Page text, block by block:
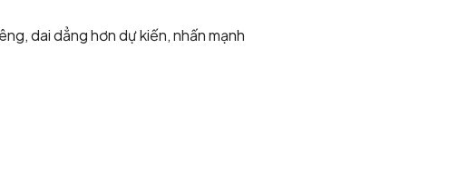
dai dẳng hơn dự kiến, nhấn mạnh